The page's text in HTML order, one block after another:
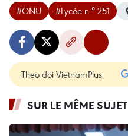
#ONU #Lycée n ° 251
Theo dõi VietnamPlus
SUR LE MÊME SUJET